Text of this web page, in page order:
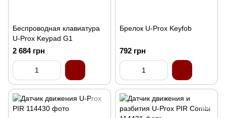
Беcпроводная клавиатура
U-Prox Keypad G1
2 684 грн
Брелок U-Prox Keyfob
792 грн